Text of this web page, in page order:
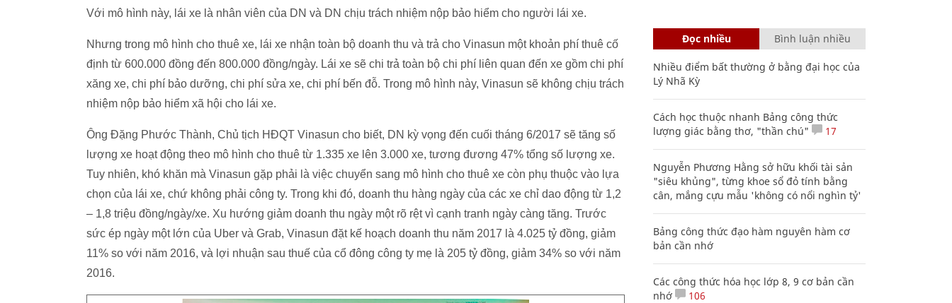
Với mô hình này, lái xe là nhân viên của DN và DN chịu trách nhiệm nộp bảo hiểm cho người lái xe.
Nhưng trong mô hình cho thuê xe, lái xe nhận toàn bộ doanh thu và trả cho Vinasun một khoản phí thuê cố
định từ 600.000 đồng đến 800.000 đồng/ngày. Lái xe sẽ chi trả toàn bộ chi phí liên quan đến xe gồm chi phí
xăng xe, chi phí bảo dưỡng, chi phí sửa xe, chi phí bến đỗ. Trong mô hình này, Vinasun sẽ không chịu trách
nhiệm nộp bảo hiểm xã hội cho lái xe.
Ông Đặng Phước Thành, Chủ tịch HĐQT Vinasun cho biết, DN kỳ vọng đến cuối tháng 6/2017 sẽ tăng số
lượng xe hoạt động theo mô hình cho thuê từ 1.335 xe lên 3.000 xe, tương đương 47% tổng số lượng xe.
Tuy nhiên, khó khăn mà Vinasun gặp phải là việc chuyển sang mô hình cho thuê xe còn phụ thuộc vào lựa
chọn của lái xe, chứ không phải công ty. Trong khi đó, doanh thu hàng ngày của các xe chỉ dao động từ 1,2
– 1,8 triệu đồng/ngày/xe. Xu hướng giảm doanh thu ngày một rõ rệt vì cạnh tranh ngày càng tăng. Trước
sức ép ngày một lớn của Uber và Grab, Vinasun đặt kế hoạch doanh thu năm 2017 là 4.025 tỷ đồng, giảm
11% so với năm 2016, và lợi nhuận sau thuế của cổ đông công ty mẹ là 205 tỷ đồng, giảm 34% so với năm
2016.
Đọc nhiều Bình luận nhiều
Nhiều điểm bất thường ở bằng đại học của
Lý Nhã Kỳ
Cách học thuộc nhanh Bảng công thức
lượng giác bằng thơ, "thần chú"
17
Nguyễn Phương Hằng sở hữu khối tài sản
"siêu khủng", từng khoe sổ đỏ tính bằng
cân, mắng cựu mẫu 'không có nổi nghìn tỷ'
Bảng công thức đạo hàm nguyên hàm cơ
bản cần nhớ
Các công thức hóa học lớp 8, 9 cơ bản cần
nhớ
106